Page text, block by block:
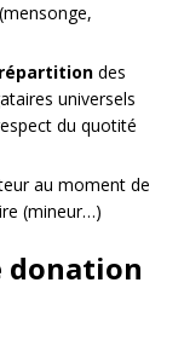
des
universels
du quotité
au moment de
(mineur…)
donation